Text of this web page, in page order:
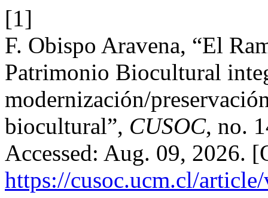
[1]
F. Obispo Aravena, “El
Patrimonio Biocultural
modernización/
biocultural”, CUSOC, no.
Accessed: Aug. 09, 2026.
https://cusoc.ucm.cl/